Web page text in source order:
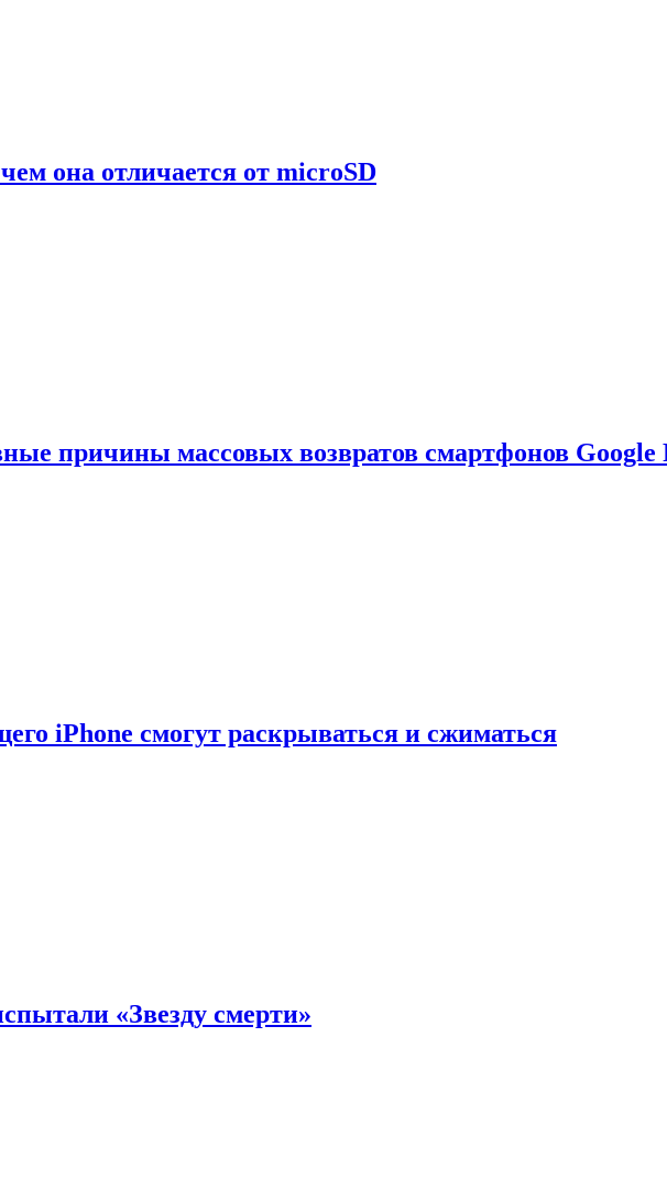
она отличается от microSD
причины массовых возвратов смартфонов Google
iPhone смогут раскрываться и сжиматься
«Звезду смерти»